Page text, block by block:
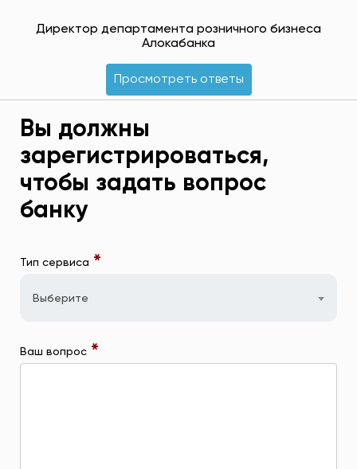
Директор департамента розничного бизнеса
Алокабанка
Просмотреть ответы
Вы должны
зарегистрироваться,
чтобы задать вопрос
банку
Тип сервиса *
Выберите
Ваш вопрос *